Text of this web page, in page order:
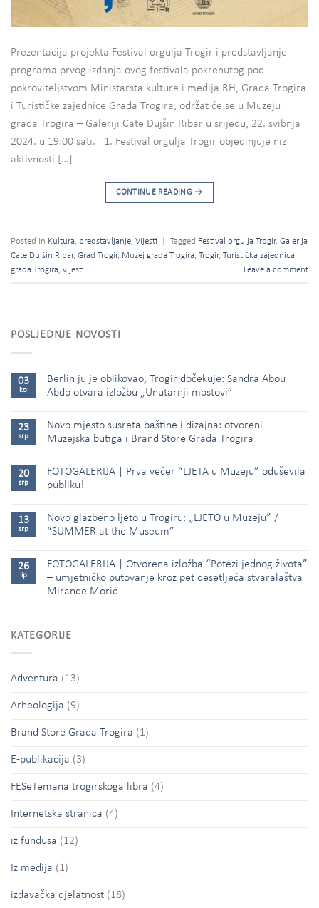
Prezentacija projekta Festival orgulja Trogir i predstavljanje
programa prvog izdanja ovog festivala pokrenutog pod
pokroviteljstvom Ministarsta kulture i medija RH, Grada Trogira
i Turističke zajednice Grada Trogira, održat će se u Muzeju
grada Trogira – Galeriji Cate Dujšin Ribar u srijedu, 22. svibnja
2024. u 19:00 sati. 1. Festival orgulja Trogir objedinjuje niz
aktivnosti […]
CONTINUE READING →
Posted in Kultura, predstavljanje, Vijesti Tagged Festival orgulja Trogir, Galerija
Cate Dujšin Ribar, Grad Trogir, Muzej grada Trogira, Trogir, Turistička zajednica
grada Trogira, vijesti Leave a comment
POSLJEDNJE NOVOSTI
03
kol
Berlin ju je oblikovao, Trogir dočekuje: Sandra Abou
Abdo otvara izložbu „Unutarnji mostovi”
23
srp
Novo mjesto susreta baštine i dizajna: otvoreni
Muzejska butiga i Brand Store Grada Trogira
20
srp
FOTOGALERIJA | Prva večer “LJETA u Muzeju” oduševila
publiku!
13
srp
Novo glazbeno ljeto u Trogiru: „LJETO u Muzeju” /
“SUMMER at the Museum”
26
lip
FOTOGALERIJA | Otvorena izložba “Potezi jednog života”
– umjetničko putovanje kroz pet desetljeća stvaralaštva
Mirande Morić
KATEGORIJE
Adventura (13)
Arheologija (9)
Brand Store Grada Trogira (1)
E-publikacija (3)
FESeTemana trogirskoga libra (4)
Internetska stranica (4)
iz fundusa (12)
Iz medija (1)
izdavačka djelatnost (18)